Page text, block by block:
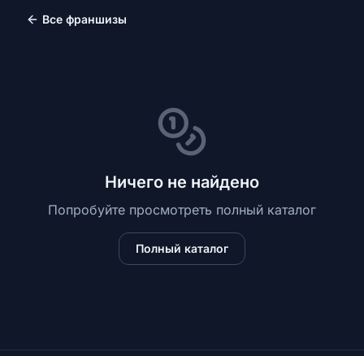
Все франшизы
Ничего не найдено
Попробуйте просмотреть полный каталог
Полный каталог